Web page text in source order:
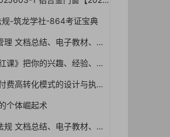
-筑龙学社-864考证宝典
档总结、电子教材、历年真题
把你的兴趣、经验、能力变成钱
费高转化模式的设计与执行
个体崛起术
档总结、电子教材、历年真题